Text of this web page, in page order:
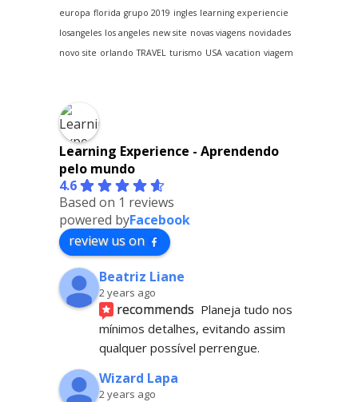
europa florida grupo 2019 ingles learning experiencie
losangeles los angeles new site novas viagens novidades
novo site orlando TRAVEL turismo USA vacation viagem
Learning Experience - Aprendendo
pelo mundo
4.6
Based on 1 reviews
powered byFacebook
review us on
Beatriz Liane
2 years ago
recommends Planeja tudo nos
mínimos detalhes, evitando assim
qualquer possível perrengue.
Wizard Lapa
2 years ago